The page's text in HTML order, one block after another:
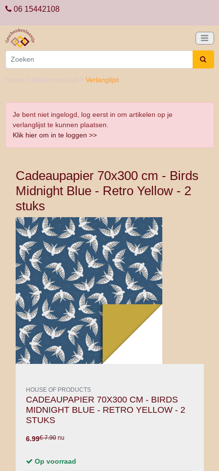
06 15442108
Verlanglijst
Je bent niet ingelogd, log eerst in om artikelen op je
verlanglijst te kunnen plaatsen.
Klik hier om in te loggen >>
Cadeaupapier 70x300 cm - Birds
Midnight Blue - Retro Yellow - 2
stuks
HOUSE OF PRODUCTS
CADEAUPAPIER 70X300 CM - BIRDS
MIDNIGHT BLUE - RETRO YELLOW - 2
STUKS
6.99€ 7.90nu
Op voorraad